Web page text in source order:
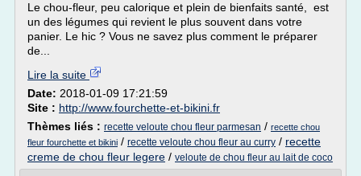
Le chou-fleur, peu calorique et plein de bienfaits santé, est
un des légumes qui revient le plus souvent dans votre
panier. Le hic ? Vous ne savez plus comment le préparer
de...
Lire la suite
Date: 2018-01-09 17:21:59
Site : http://www.fourchette-et-bikini.fr
Thèmes liés : recette veloute chou fleur parmesan / recette chou
fleur fourchette et bikini / recette veloute chou fleur au curry / recette
creme de chou fleur legere / veloute de chou fleur au lait de coco